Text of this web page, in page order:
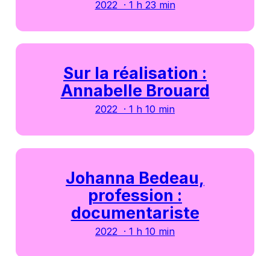
2022 · 1 h 23 min
Sur la réalisation :
Annabelle Brouard
2022 · 1 h 10 min
Johanna Bedeau,
profession :
documentariste
2022 · 1 h 10 min